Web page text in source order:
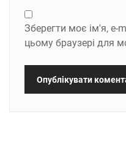
Зберегти моє ім'я, e-
цьому браузері для